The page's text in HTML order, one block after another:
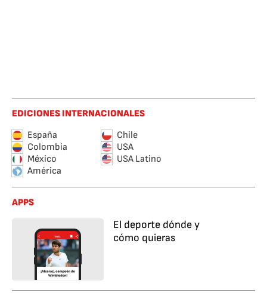
EDICIONES INTERNACIONALES
España
Chile
Colombia
USA
México
USA Latino
América
APPS
El deporte dónde y
cómo quieras